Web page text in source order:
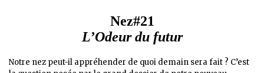
Nez#21
L’Odeur du futur
Notre nez peut-il appréhender de quoi demain sera fait ? C’est